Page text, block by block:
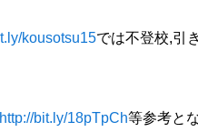
kousotsu15では不登校,引
http://bit.ly/18pTpCh等参考と